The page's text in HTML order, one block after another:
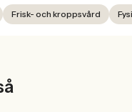
Frisk- och kroppsvård